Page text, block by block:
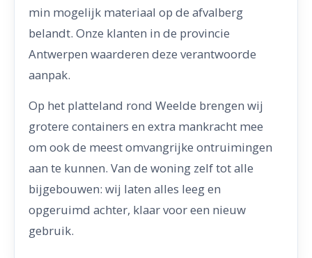
min mogelijk materiaal op de afvalberg
belandt. Onze klanten in de provincie
Antwerpen waarderen deze verantwoorde
aanpak.
Op het platteland rond Weelde brengen wij
grotere containers en extra mankracht mee
om ook de meest omvangrijke ontruimingen
aan te kunnen. Van de woning zelf tot alle
bijgebouwen: wij laten alles leeg en
opgeruimd achter, klaar voor een nieuw
gebruik.